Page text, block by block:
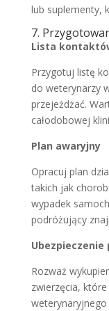
lub suplementy,
7.
Lista
Przygotuj listę
do weterynarzy
przejeżdżać.
całodobowej
Plan awaryjny
Opracuj plan
takich jak
wypadek
podróżujący
Ubezpieczenie
Rozważ
zwierzęcia,
weterynaryjnego